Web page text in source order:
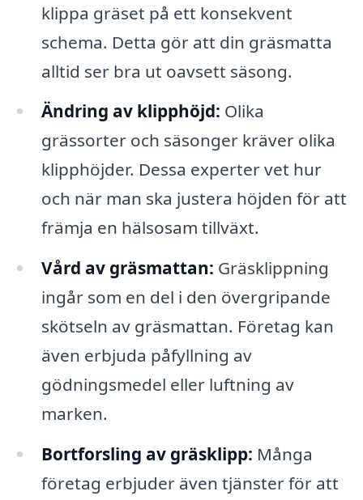
klippa gräset på ett konsekvent
schema. Detta gör att din gräsmatta
alltid ser bra ut oavsett säsong.
Ändring av klipphöjd: Olika
grässorter och säsonger kräver olika
klipphöjder. Dessa experter vet hur
och när man ska justera höjden för att
främja en hälsosam tillväxt.
Vård av gräsmattan: Gräsklippning
ingår som en del i den övergripande
skötseln av gräsmattan. Företag kan
även erbjuda påfyllning av
gödningsmedel eller luftning av
marken.
Bortforsling av gräsklipp: Många
företag erbjuder även tjänster för att